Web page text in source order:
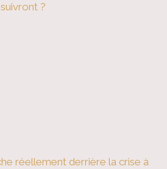
?
réellement derrière la crise à